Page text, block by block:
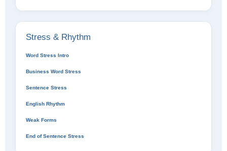
Stress & Rhythm
Word Stress Intro
Business Word Stress
Sentence Stress
English Rhythm
Weak Forms
End of Sentence Stress